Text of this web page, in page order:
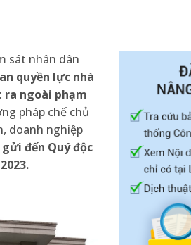
sát nhân dân
quyền lực nhà
ngoài phạm
pháp chế chủ
doanh nghiệp
đến Quý độc